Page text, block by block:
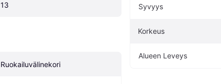
13
Ruokailuvälinekori
Syvyys
Korkeus
Alueen Leveys